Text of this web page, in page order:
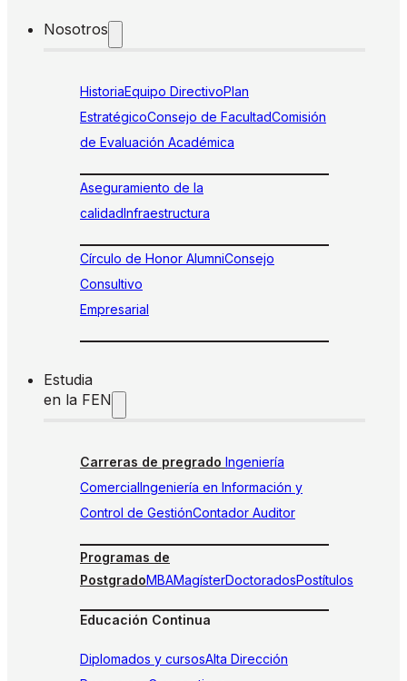
Nosotros
HistoriaEquipo DirectivoPlan
EstratégicoConsejo de FacultadComisión
de Evaluación Académica
Aseguramiento de la
calidadInfraestructura
Círculo de Honor AlumniConsejo
Consultivo
Empresarial
Estudia
en la FEN
Carreras de pregrado Ingeniería
ComercialIngeniería en Información y
Control de GestiónContador Auditor
Programas de
PostgradoMBAMagísterDoctoradosPostítulos
Educación Continua
Diplomados y cursosAlta Dirección